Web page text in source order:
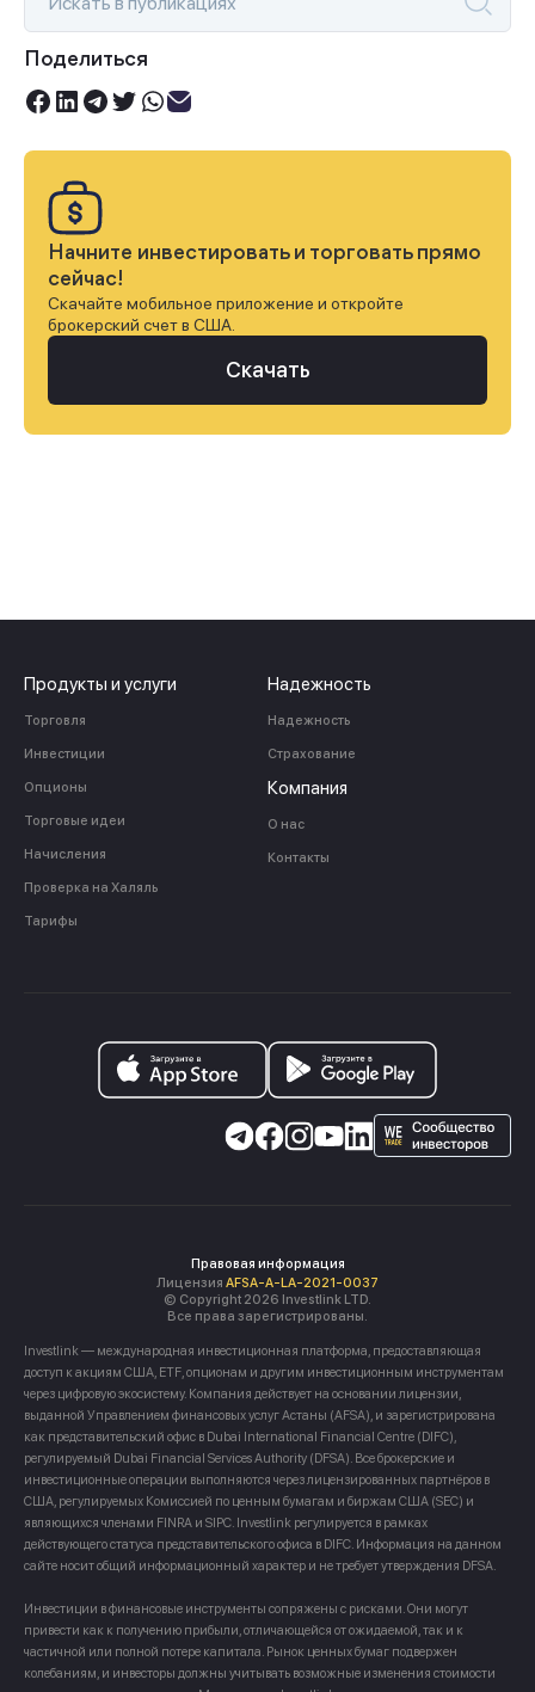
Поделиться
Начните инвестировать и торговать прямо
сейчас!
Скачайте мобильное приложение и откройте
брокерский счет в США.
Скачать
Продукты и услуги
Торговля
Инвестиции
Опционы
Торговые идеи
Начисления
Проверка на Халяль
Тарифы
Надежность
Надежность
Страхование
Компания
О нас
Контакты
Правовая информация
Лицензия AFSA-A-LA-2021-0037
© Copyright 2026 Investlink LTD.
Все права зарегистрированы.
Investlink — международная инвестиционная платформа, предоставляющая
доступ к акциям США, ETF, опционам и другим инвестиционным инструментам
через цифровую экосистему. Компания действует на основании лицензии,
выданной Управлением финансовых услуг Астаны (AFSA), и зарегистрирована
как представительский офис в Dubai International Financial Centre (DIFC),
регулируемый Dubai Financial Services Authority (DFSA). Все брокерские и
инвестиционные операции выполняются через лицензированных партнёров в
США, регулируемых Комиссией по ценным бумагам и биржам США (SEC) и
являющихся членами FINRA и SIPC. Investlink регулируется в рамках
действующего статуса представительского офиса в DIFC. Информация на данном
сайте носит общий информационный характер и не требует утверждения DFSA.
Инвестиции в финансовые инструменты сопряжены с рисками. Они могут
привести как к получению прибыли, отличающейся от ожидаемой, так и к
частичной или полной потере капитала. Рынок ценных бумаг подвержен
колебаниям, и инвесторы должны учитывать возможные изменения стоимости